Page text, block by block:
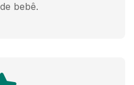
bebê.